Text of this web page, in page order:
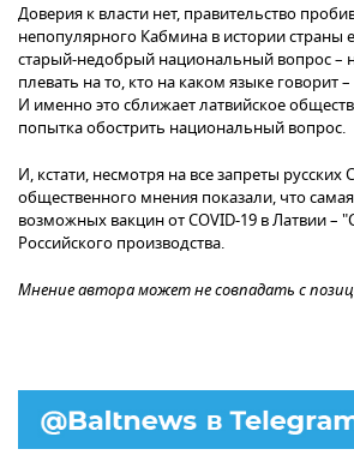
Доверия к власти нет, правительство
непопулярного Кабмина в истории
старый-недобрый национальный вопрос –
плевать на то, кто на каком языке
И именно это сближает латвийское
попытка обострить национальный вопрос.
И, кстати, несмотря на все запреты
общественного мнения показали, что
возможных вакцин от COVID-19 в Латвии –
Российского производства.
Мнение автора может не совпадать с